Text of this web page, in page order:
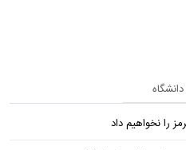
دانشگاه
را نخواهیم داد